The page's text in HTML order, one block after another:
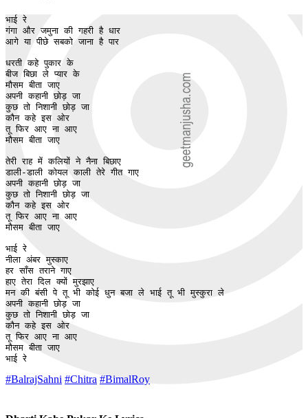
भाई रे
गंगा और जमुना की गहरी है धार
आगे या पीछे सबको जाना है पार
धरती कहे पुकार के
बीज बिछा ले प्यार के
मौसम बीता जाए
अपनी कहानी छोड़ जा
कुछ तो निशानी छोड़ जा
कौन कहे इस ओर
तू फिर आए ना आए
मौसम बीता जाए
तेरी राह में कलियों ने नैना बिछाए
डाली-डाली कोयल काली तेरे गीत गाए
अपनी कहानी छोड़ जा
कुछ तो निशानी छोड़ जा
कौन कहे इस ओर
तू फिर आए ना आए
मौसम बीता जाए
भाई रे
नीला अंबर मुस्काए
हर साँस तराने गाए
हाए तेरा दिल क्यों मुरझाए
मन की बंसी पे तू भी कोई धुन बजा ले भाई तू भी मुस्कुरा ले
अपनी कहानी छोड़ जा
कुछ तो निशानी छोड़ जा
कौन कहे इस ओर
तू फिर आए ना आए
मौसम बीता जाए
भाई रे
#BalrajSahni #Chitra #BimalRoy